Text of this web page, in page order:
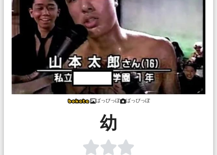
ぱっぴっぽ ぱっぴっぽ
幼